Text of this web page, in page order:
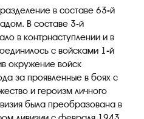
в составе 63-й
В составе 3-й
в контрнаступлении и в
с войсками 1-й
окружение войск
за проявленные в боях с
и героизм личного
была преобразована в